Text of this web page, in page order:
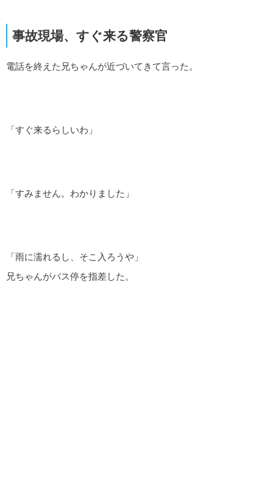
事故現場、すぐ来る警察官
電話を終えた兄ちゃんが近づいてきて言った。
「すぐ来るらしいわ」
「すみません。わかりました」
「雨に濡れるし、そこ入ろうや」
兄ちゃんがバス停を指差した。